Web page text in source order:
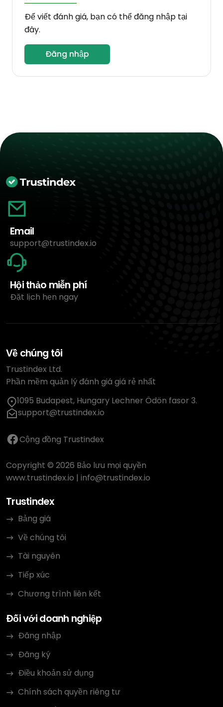
Để viết đánh giá, bạn có thể đăng nhập tại
đây.
Đăng nhập
Email
support@trustindex.io
Hội thảo miễn phí
Đặt lịch hẹn ngay
Về chúng tôi
Trustindex Ltd.
Phần mềm quản lý đánh giá giá rẻ nhất
1095 Budapest, Hungary Lechner Ödön fasor 3.
support@trustindex.io
Cộng đồng Trustindex
Copyright © 2026 Bảo lưu mọi quyền
www.trustindex.io | info@trustindex.io
Trustindex
Bảng giá
Về chúng tôi
Tài nguyên
Tiếp xúc
Chương trình liên kết
Đối với doanh nghiệp
Đăng nhập
Đăng ký
Điều khoản sử dụng
Chính sách quyền riêng tư